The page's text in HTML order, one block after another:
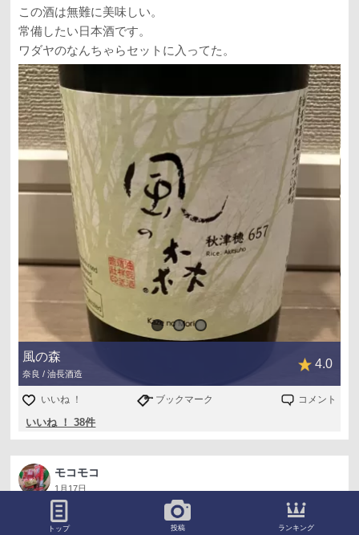
この酒は無難に美味しい。
常備したい日本酒です。
ワダヤのなんちゃらセットに入ってた。
風の森
奈良 / 油長酒造
4.0
いいね ！ ブックマーク コメント
いいね ！ 38件
モコモコ
1月17日
初めて飲んだ。
神奈川の地酒も初めて。
トップ 投稿 ランキング